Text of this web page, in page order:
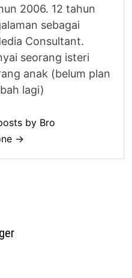
2006. 12 tahun
sebagai
Consultant.
seorang isteri
anak (belum plan
lagi)
by Bro
→